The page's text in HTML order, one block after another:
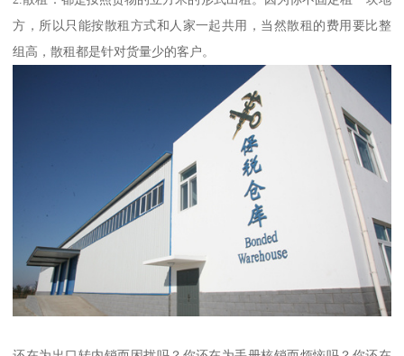
方，所以只能按散租方式和人家一起共用，当然散租的费用要比整
组高，散租都是针对货量少的客户。